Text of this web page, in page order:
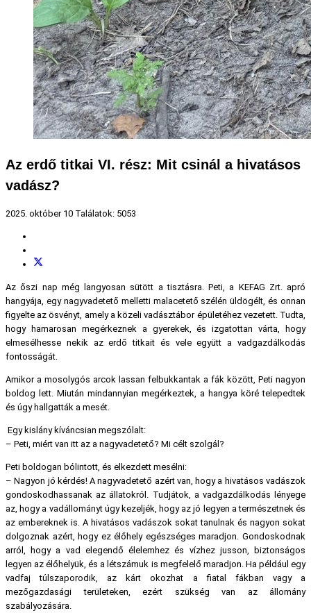
Az erdő titkai VI. rész: Mit csinál a hivatásos
vadász?
2025. október 10 Találatok: 5053
Az őszi nap még langyosan sütött a tisztásra. Peti, a KEFAG Zrt. apró
hangyája, egy nagyvadetető melletti malacetető szélén üldögélt, és onnan
figyelte az ösvényt, amely a közeli vadásztábor épületéhez vezetett. Tudta,
hogy hamarosan megérkeznek a gyerekek, és izgatottan várta, hogy
elmesélhesse nekik az erdő titkait és vele együtt a vadgazdálkodás
fontosságát.
Amikor a mosolygós arcok lassan felbukkantak a fák között, Peti nagyon
boldog lett. Miután mindannyian megérkeztek, a hangya köré telepedtek
és úgy hallgatták a mesét.
Egy kislány kíváncsian megszólalt:
– Peti, miért van itt az a nagyvadetető? Mi célt szolgál?
Peti boldogan bólintott, és elkezdett mesélni:
– Nagyon jó kérdés! A nagyvadetető azért van, hogy a hivatásos vadászok
gondoskodhassanak az állatokról. Tudjátok, a vadgazdálkodás lényege
az, hogy a vadállományt úgy kezeljék, hogy az jó legyen a természetnek és
az embereknek is. A hivatásos vadászok sokat tanulnak és nagyon sokat
dolgoznak azért, hogy ez élőhely egészséges maradjon. Gondoskodnak
arról, hogy a vad elegendő élelemhez és vízhez jusson, biztonságos
legyen az élőhelyük, és a létszámuk is megfelelő maradjon. Ha például egy
vadfaj túlszaporodik, az kárt okozhat a fiatal fákban vagy a
mezőgazdasági területeken, ezért szükség van az állomány
szabályozására.